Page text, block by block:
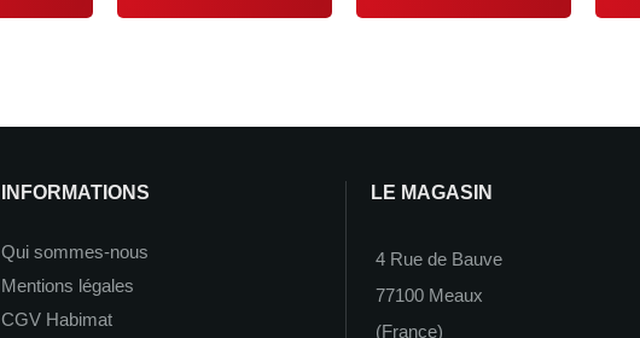
INFORMATIONS
Qui sommes-nous
Mentions légales
CGV Habimat
LE MAGASIN
4 Rue de Bauve
77100 Meaux
(France)